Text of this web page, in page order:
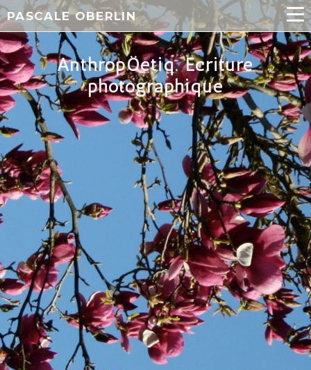
PASCALE OBERLIN
​​​​AnthropÖetiq. Écriture
photographique